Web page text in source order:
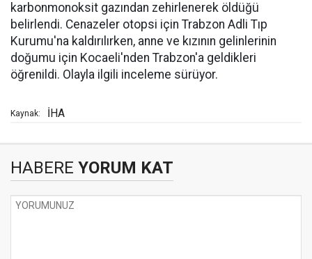
karbonmonoksit gazından zehirlenerek öldüğü
belirlendi. Cenazeler otopsi için Trabzon Adli Tıp
Kurumu'na kaldırılırken, anne ve kızının gelinlerinin
doğumu için Kocaeli'nden Trabzon'a geldikleri
öğrenildi. Olayla ilgili inceleme sürüyor.
Kaynak: İHA
HABERE YORUM KAT